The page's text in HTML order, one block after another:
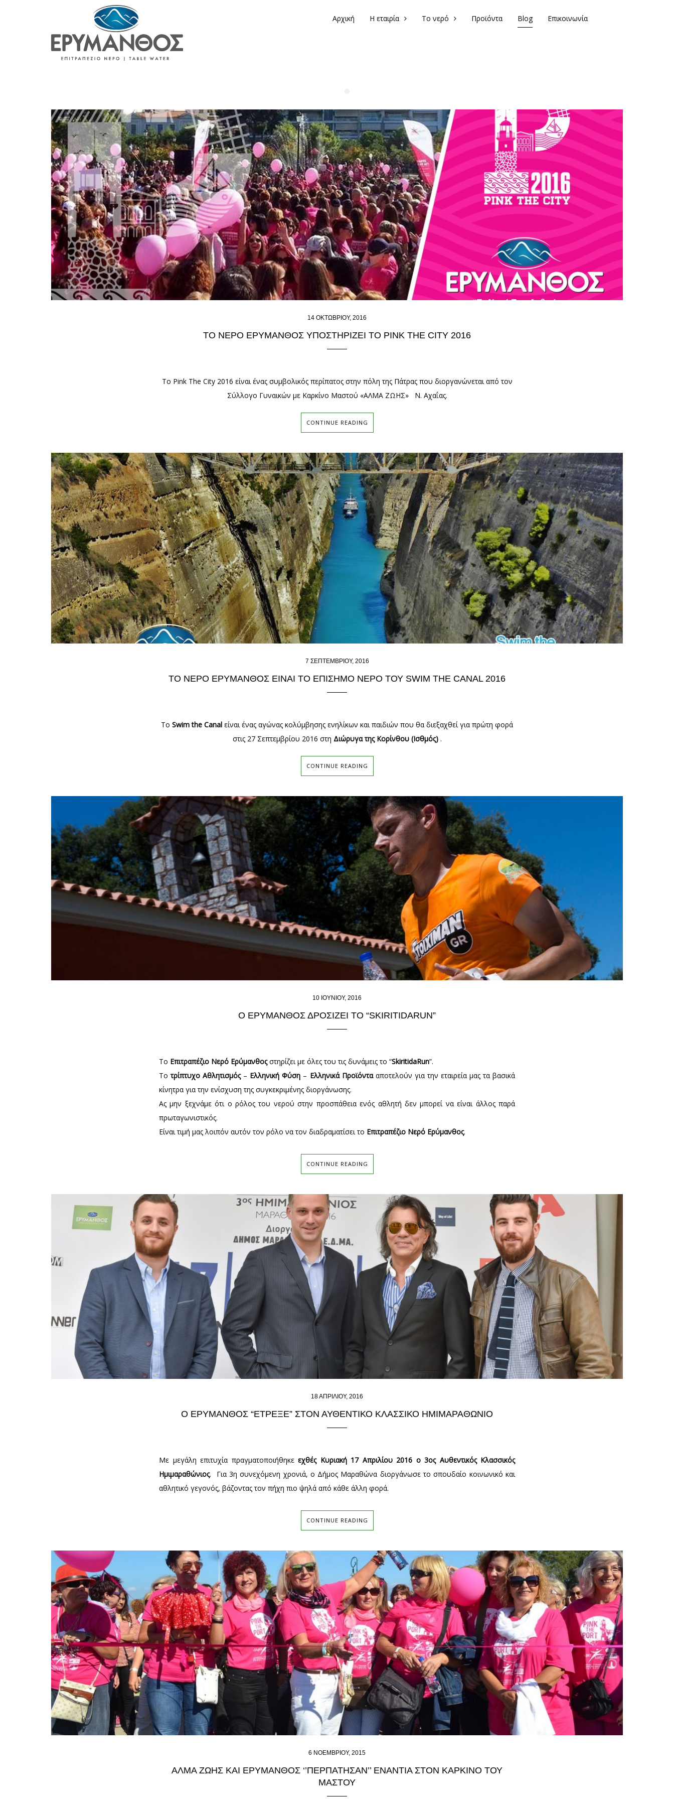
Αρχική Η εταιρία Το νερό Προϊόντα Blog Επικοινωνία
14 ΟΚΤΩΒΡΊΟΥ, 2016
ΤΟ ΝΕΡΌ ΕΡΎΜΑΝΘΟΣ ΥΠΟΣΤΗΡΊΖΕΙ ΤΟ PINK THE CITY 2016
Το Pink The City 2016 είναι ένας συμβολικός περίπατος στην πόλη της Πάτρας που διοργανώνεται από τον
Σύλλογο Γυναικών με Καρκίνο Μαστού «ΑΛΜΑ ΖΩΗΣ» Ν. Αχαΐας.
CONTINUE READING
7 ΣΕΠΤΕΜΒΡΊΟΥ, 2016
ΤΟ ΝΕΡΌ ΕΡΎΜΑΝΘΟΣ ΕΊΝΑΙ ΤΟ ΕΠΊΣΗΜΟ ΝΕΡΌ ΤΟΥ SWIM THE CANAL 2016
Το Swimthe Canal είναι ένας αγώνας κολύμβησης ενηλίκων και παιδιών που θα διεξαχθεί για πρώτη φορά
στις 27 Σεπτεμβρίου 2016 στη Διώρυγα της Κορίνθου (Ισθμός).
CONTINUE READING
10 ΙΟΥΝΊΟΥ, 2016
Ο ΕΡΎΜΑΝΘΟΣ ΔΡΟΣΊΖΕΙ ΤΟ “SKIRITIDARUN”
Το Επιτραπέζιο Νερό Ερύμανθοςστηρίζει με όλες του τις δυνάμεις το “SkiritidaRun”.
Τοτρίπτυχο Αθλητισμός – Ελληνική Φύση – Ελληνικά Προϊόντααποτελούν για την εταιρεία μας τα βασικά
κίνητρα για την ενίσχυση της συγκεκριμένης διοργάνωσης.
Ας μην ξεχνάμε ότι ο ρόλος του νερού στην προσπάθεια ενός αθλητή δεν μπορεί να είναι άλλος παρά
πρωταγωνιστικός.
Είναι τιμή μας λοιπόν αυτόν τον ρόλο να τον διαδραματίσει το Επιτραπέζιο Νερό Ερύμανθος.
CONTINUE READING
18 ΑΠΡΙΛΊΟΥ, 2016
Ο ΕΡΎΜΑΝΘΟΣ “ΈΤΡΕΞΕ” ΣΤΟΝ ΑΥΘΕΝΤΙΚΌ ΚΛΑΣΣΙΚΌ ΗΜΙΜΑΡΑΘΏΝΙΟ
Με μεγάλη επιτυχία πραγματοποιήθηκε εχθές Κυριακή 17 Απριλίου 2016 ο 3ος Αυθεντικός Κλασσικός
Ημιμαραθώνιος. Για 3η συνεχόμενη χρονιά, ο Δήμος Μαραθώνα διοργάνωσε το σπουδαίο κοινωνικό και
αθλητικό γεγονός, βάζοντας τον πήχη πιο ψηλά από κάθε άλλη φορά.
CONTINUE READING
6 ΝΟΕΜΒΡΊΟΥ, 2015
ΆΛΜΑ ΖΩΉΣ ΚΑΙ ΕΡΎΜΑΝΘΟΣ ‘’ΠΕΡΠΆΤΗΣΑΝ’’ ΕΝΆΝΤΙΑ ΣΤΟΝ ΚΑΡΚΊΝΟ ΤΟΥ
ΜΑΣΤΟΎ